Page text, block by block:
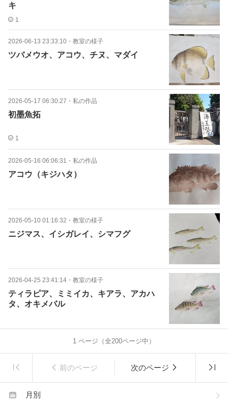
キ
1
2026-06-13 23:33:10 ・ 教室の様子
ツバメウオ、アコウ、チヌ、マダイ
2026-05-17 06:30:27 ・ 私の作品
初墨魚拓
1
2026-05-16 06:06:31 ・ 私の作品
アコウ（キジハタ）
2026-05-10 01:16:32 ・ 教室の様子
ニジマス、イシガレイ、シマフグ
2026-04-25 23:41:14 ・ 教室の様子
ティラピア、ミミイカ、キアラ、アカハ
タ、オキメバル
1 ページ（全200ページ中）
前のページ 次のページ
月別